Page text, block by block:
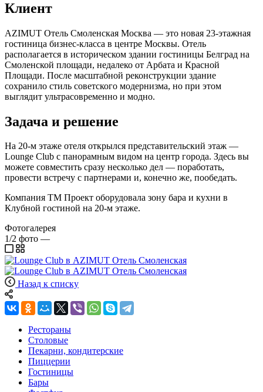
Клиент
AZIMUT Отель Смоленская Москва — это новая 23-этажная
гостиница бизнес-класса в центре Москвы. Отель
располагается в историческом здании гостиницы Белград на
Смоленской площади, недалеко от Арбата и Красной
Площади. После масштабной реконструкции здание
сохранило стиль советского модернизма, но при этом
выглядит ультрасовременно и модно.
Задача и решение
На 20-м этаже отеля открылся представительский этаж —
Lounge Club с панорамным видом на центр города. Здесь вы
можете совместить сразу несколько дел — поработать,
провести встречу с партнерами и, конечно же, пообедать.
Компания ТМ Проект оборудовала зону бара и кухни в
Клубной гостиной на 20-м этаже.
Фотогалерея
1/2 фото —
Назад к списку
Рестораны
Столовые
Пекарни, кондитерские
Пиццерии
Гостиницы
Бары